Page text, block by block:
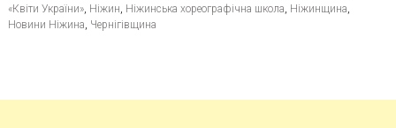
«Квіти України», Ніжин Ніжинська хореографічна школа Ніжинщина
Новини Ніжина Чернігівщина